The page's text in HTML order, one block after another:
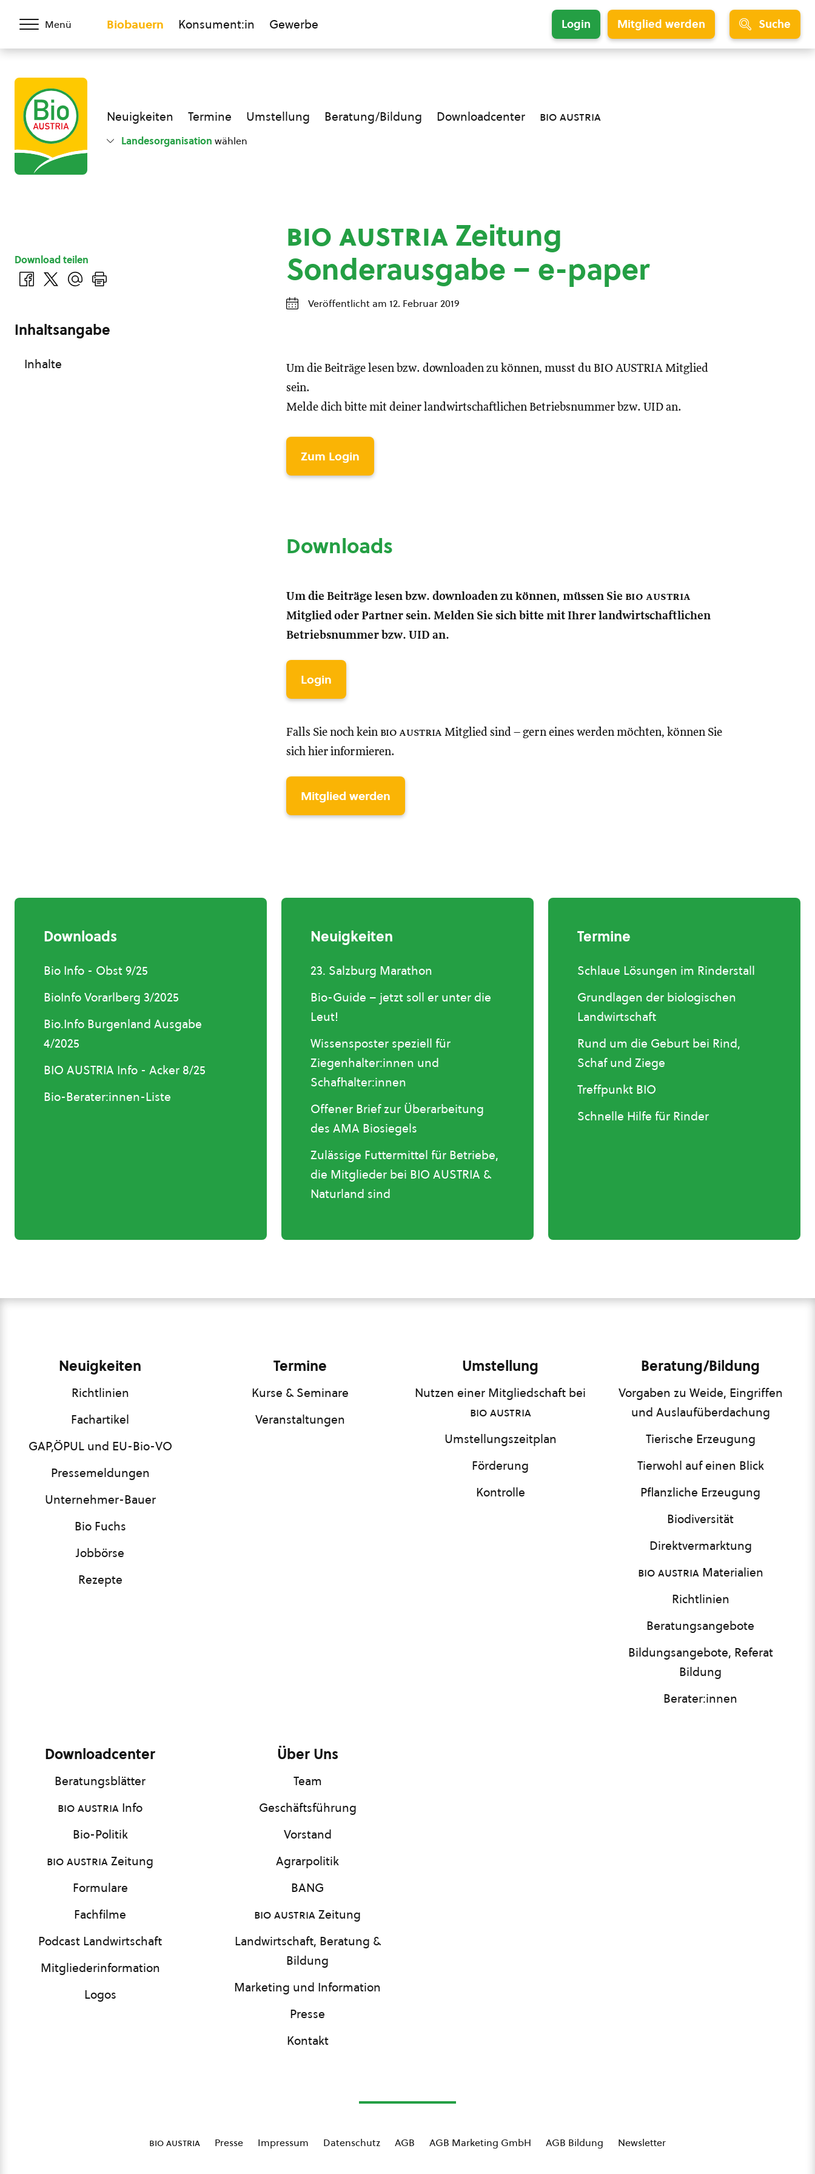
Menü Biobauern Konsument:in Gewerbe Login Mitglied werden Suche
Neuigkeiten Termine Umstellung Beratung/Bildung Downloadcenter bio austria
Landesorganisation wählen
bio austriaZeitung
Sonderausgabe – e-paper
Veröffentlicht am 12. Februar 2019
Um die Beiträge lesen bzw. downloaden zu können, musst du BIO AUSTRIA Mitglied
sein.
Melde dich bitte mit deiner landwirtschaftlichen Betriebsnummer bzw. UID an.
Zum Login
Downloads
Um die Beiträge lesen bzw. downloaden zu können, müssen Sie bio austria
Mitglied oder Partner sein. Melden Sie sich bitte mit Ihrer landwirtschaftlichen
Betriebsnummer bzw. UID an.
Login
Falls Sie noch kein bio austria Mitglied sind – gern eines werden möchten, können Sie
sich hier informieren.
Mitglied werden
Download teilen
Inhaltsangabe
Inhalte
Downloads
Bio Info - Obst 9/25
BioInfo Vorarlberg 3/2025
Bio.Info Burgenland Ausgabe
4/2025
BIO AUSTRIA Info - Acker 8/25
Bio-Berater:innen-Liste
Neuigkeiten
23. Salzburg Marathon
Bio-Guide – jetzt soll er unter die
Leut!
Wissensposter speziell für
Ziegenhalter:innen und
Schafhalter:innen
Offener Brief zur Überarbeitung
des AMA Biosiegels
Zulässige Futtermittel für Betriebe,
die Mitglieder bei BIO AUSTRIA &
Naturland sind
Termine
Schlaue Lösungen im Rinderstall
Grundlagen der biologischen
Landwirtschaft
Rund um die Geburt bei Rind,
Schaf und Ziege
Treffpunkt BIO
Schnelle Hilfe für Rinder
Neuigkeiten
Richtlinien
Fachartikel
GAP,ÖPUL und EU-Bio-VO
Pressemeldungen
Unternehmer-Bauer
Bio Fuchs
Jobbörse
Rezepte
Termine
Kurse & Seminare
Veranstaltungen
Umstellung
Nutzen einer Mitgliedschaft bei
bio austria
Umstellungszeitplan
Förderung
Kontrolle
Beratung/Bildung
Vorgaben zu Weide, Eingriffen
und Auslaufüberdachung
Tierische Erzeugung
Tierwohl auf einen Blick
Pflanzliche Erzeugung
Biodiversität
Direktvermarktung
bio austriaMaterialien
Richtlinien
Beratungsangebote
Bildungsangebote, Referat
Bildung
Berater:innen
Downloadcenter
Beratungsblätter
bio austria Info
Bio-Politik
bio austriaZeitung
Formulare
Fachfilme
Podcast Landwirtschaft
Mitgliederinformation
Logos
Über Uns
Team
Geschäftsführung
Vorstand
Agrarpolitik
BANG
bio austriaZeitung
Landwirtschaft, Beratung &
Bildung
Marketing und Information
Presse
Kontakt
bio austria Presse Impressum Datenschutz AGB AGB Marketing GmbH AGB Bildung Newsletter